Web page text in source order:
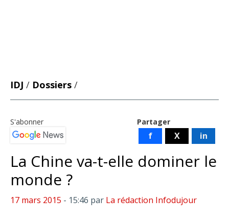
IDJ / Dossiers /
Partager
f X in
S'abonner
La Chine va-t-elle dominer le
monde ?
17 mars 2015 - 15:46 par La rédaction Infodujour